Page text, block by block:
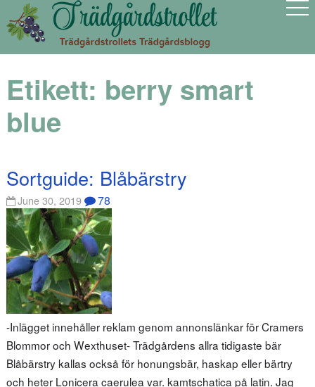
Etikett: berry smart
blue
Sortguide: Blåbärstry
June 30, 2019 78
-Inlägget innehåller reklam genom annonslänkar för Cramers
Blommor och Wexthuset- Trädgårdens allra tidigaste bär
Blåbärstry kallas också för honungsbär, haskap eller bärtry
och heter Lonicera caerulea var. kamtschatica på latin. Jag